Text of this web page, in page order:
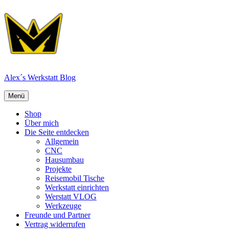
Inhalt
springen
Alex´s Werkstatt Blog
MenüMenü
Shop
Über mich
Die Seite entdecken
Allgemein
CNC
Hausumbau
Projekte
Reisemobil Tische
Werkstatt einrichten
Werstatt VLOG
Werkzeuge
Freunde und Partner
Vertrag widerrufen